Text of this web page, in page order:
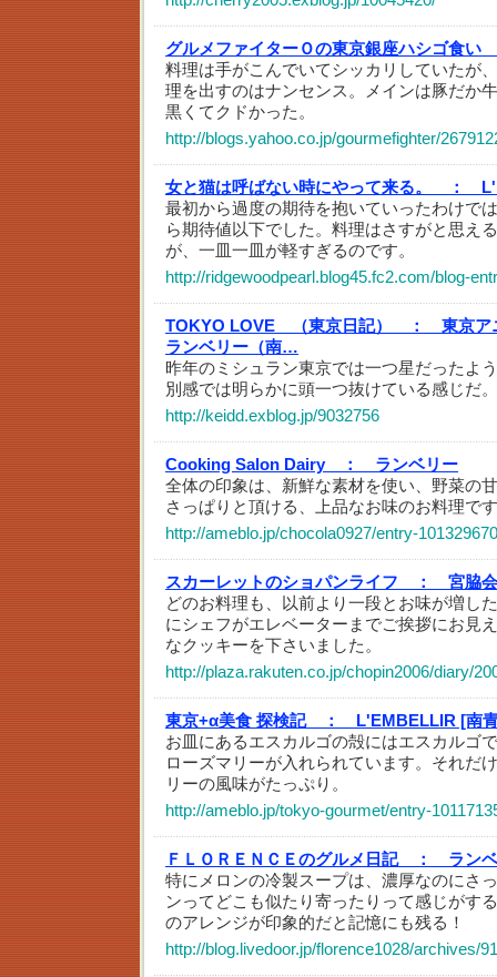
グルメファイターＯの東京銀座ハシゴ食い
料理は手がこんでいてシッカリしていたが
理を出すのはナンセンス。メインは豚だか
黒くてクドかった。
http://blogs.yahoo.co.jp/gourmefighter/
女と猫は呼ばない時にやって来る。 ：
最初から過度の期待を抱いていったわけで
ら期待値以下でした。料理はさすがと思え
が、一皿一皿が軽すぎるのです。
http://ridgewoodpearl.blog45.fc2.com/blog-
TOKYO LOVE （東京日記） ：
東京ア
ランベリー（南…
昨年のミシュラン東京では一つ星だったよ
別感では明らかに頭一つ抜けている感じだ。
http://keidd.exblog.jp/9032756
Cooking Salon Dairy ：
ランベリー
全体の印象は、新鮮な素材を使い、野菜の
さっぱりと頂ける、上品なお味のお料理で
http://ameblo.jp/chocola0927/entry-
スカーレットのショパンライフ ：
宮脇
どのお料理も、以前より一段とお味が増し
にシェフがエレベーターまでご挨拶にお見
なクッキーを下さいました。
http://plaza.rakuten.co.jp/chopin2006/diary/
東京+α美食 探検記 ：
L'EMBELLIR [南
お皿にあるエスカルゴの殻にはエスカルゴ
ローズマリーが入れられています。それだ
リーの風味がたっぷり。
http://ameblo.jp/tokyo-gourmet/entry-
ＦＬＯＲＥＮＣＥのグルメ日記 ：
ラン
特にメロンの冷製スープは、濃厚なのにさ
ンってどこも似たり寄ったりって感じがす
のアレンジが印象的だと記憶にも残る！
http://blog.livedoor.jp/florence1028/archives/